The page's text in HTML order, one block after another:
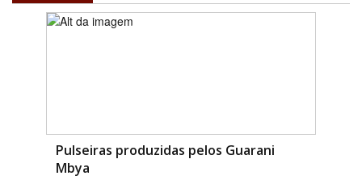
Pulseiras produzidas pelos Guarani
Mbya